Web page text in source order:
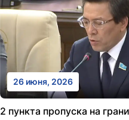
26 июня, 2026
2 пункта пропуска на